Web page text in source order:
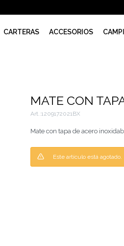
CARTERAS ACCESORIOS
MATE CON
1209172021BX
Mate con tapa de acero
Este artículo está agotado.